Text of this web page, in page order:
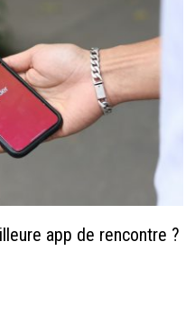
app de rencontre ?